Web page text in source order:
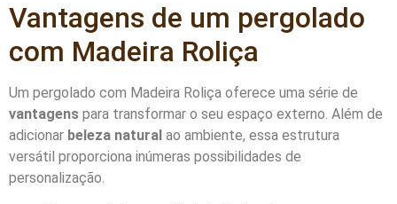
Vantagens de um pergolado
com Madeira Roliça
Um pergolado com Madeira Roliça oferece uma série de
vantagens para transformar o seu espaço externo. Além de
adicionar beleza natural ao ambiente, essa estrutura
versátil proporciona inúmeras possibilidades de
personalização.